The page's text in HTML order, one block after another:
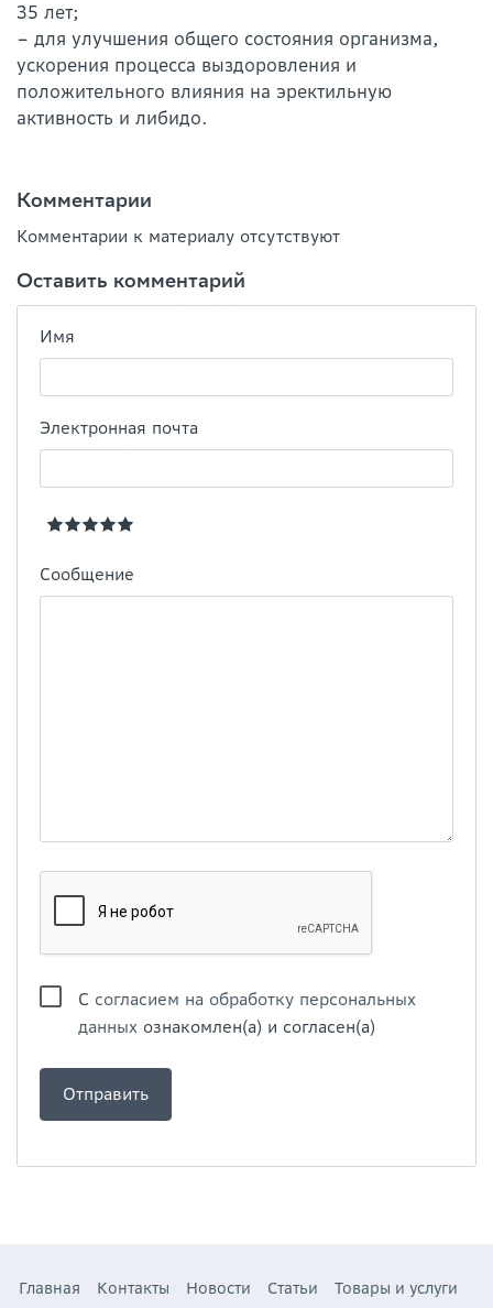
35 лет;
– для улучшения общего состояния организма,
ускорения процесса выздоровления и
положительного влияния на эректильную
активность и либидо.
Комментарии
Комментарии к материалу отсутствуют
Оставить комментарий
Имя
Электронная почта
Сообщение
С согласием на обработку персональных
данных ознакомлен(а) и согласен(а)
Главная Контакты Новости Статьи Товары и услуги